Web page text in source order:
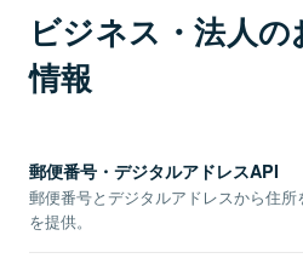
ビジネス・法人
情報
郵便番号・デジタルアドレスAPI
郵便番号とデジタルアドレスから住
を提供。